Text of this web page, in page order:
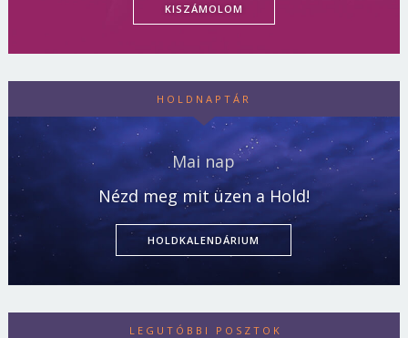
KISZÁMOLOM
HOLDNAPTÁR
Mai nap
Nézd meg mit üzen a Hold!
HOLDKALENDÁRIUM
LEGUTÓBBI POSZTOK